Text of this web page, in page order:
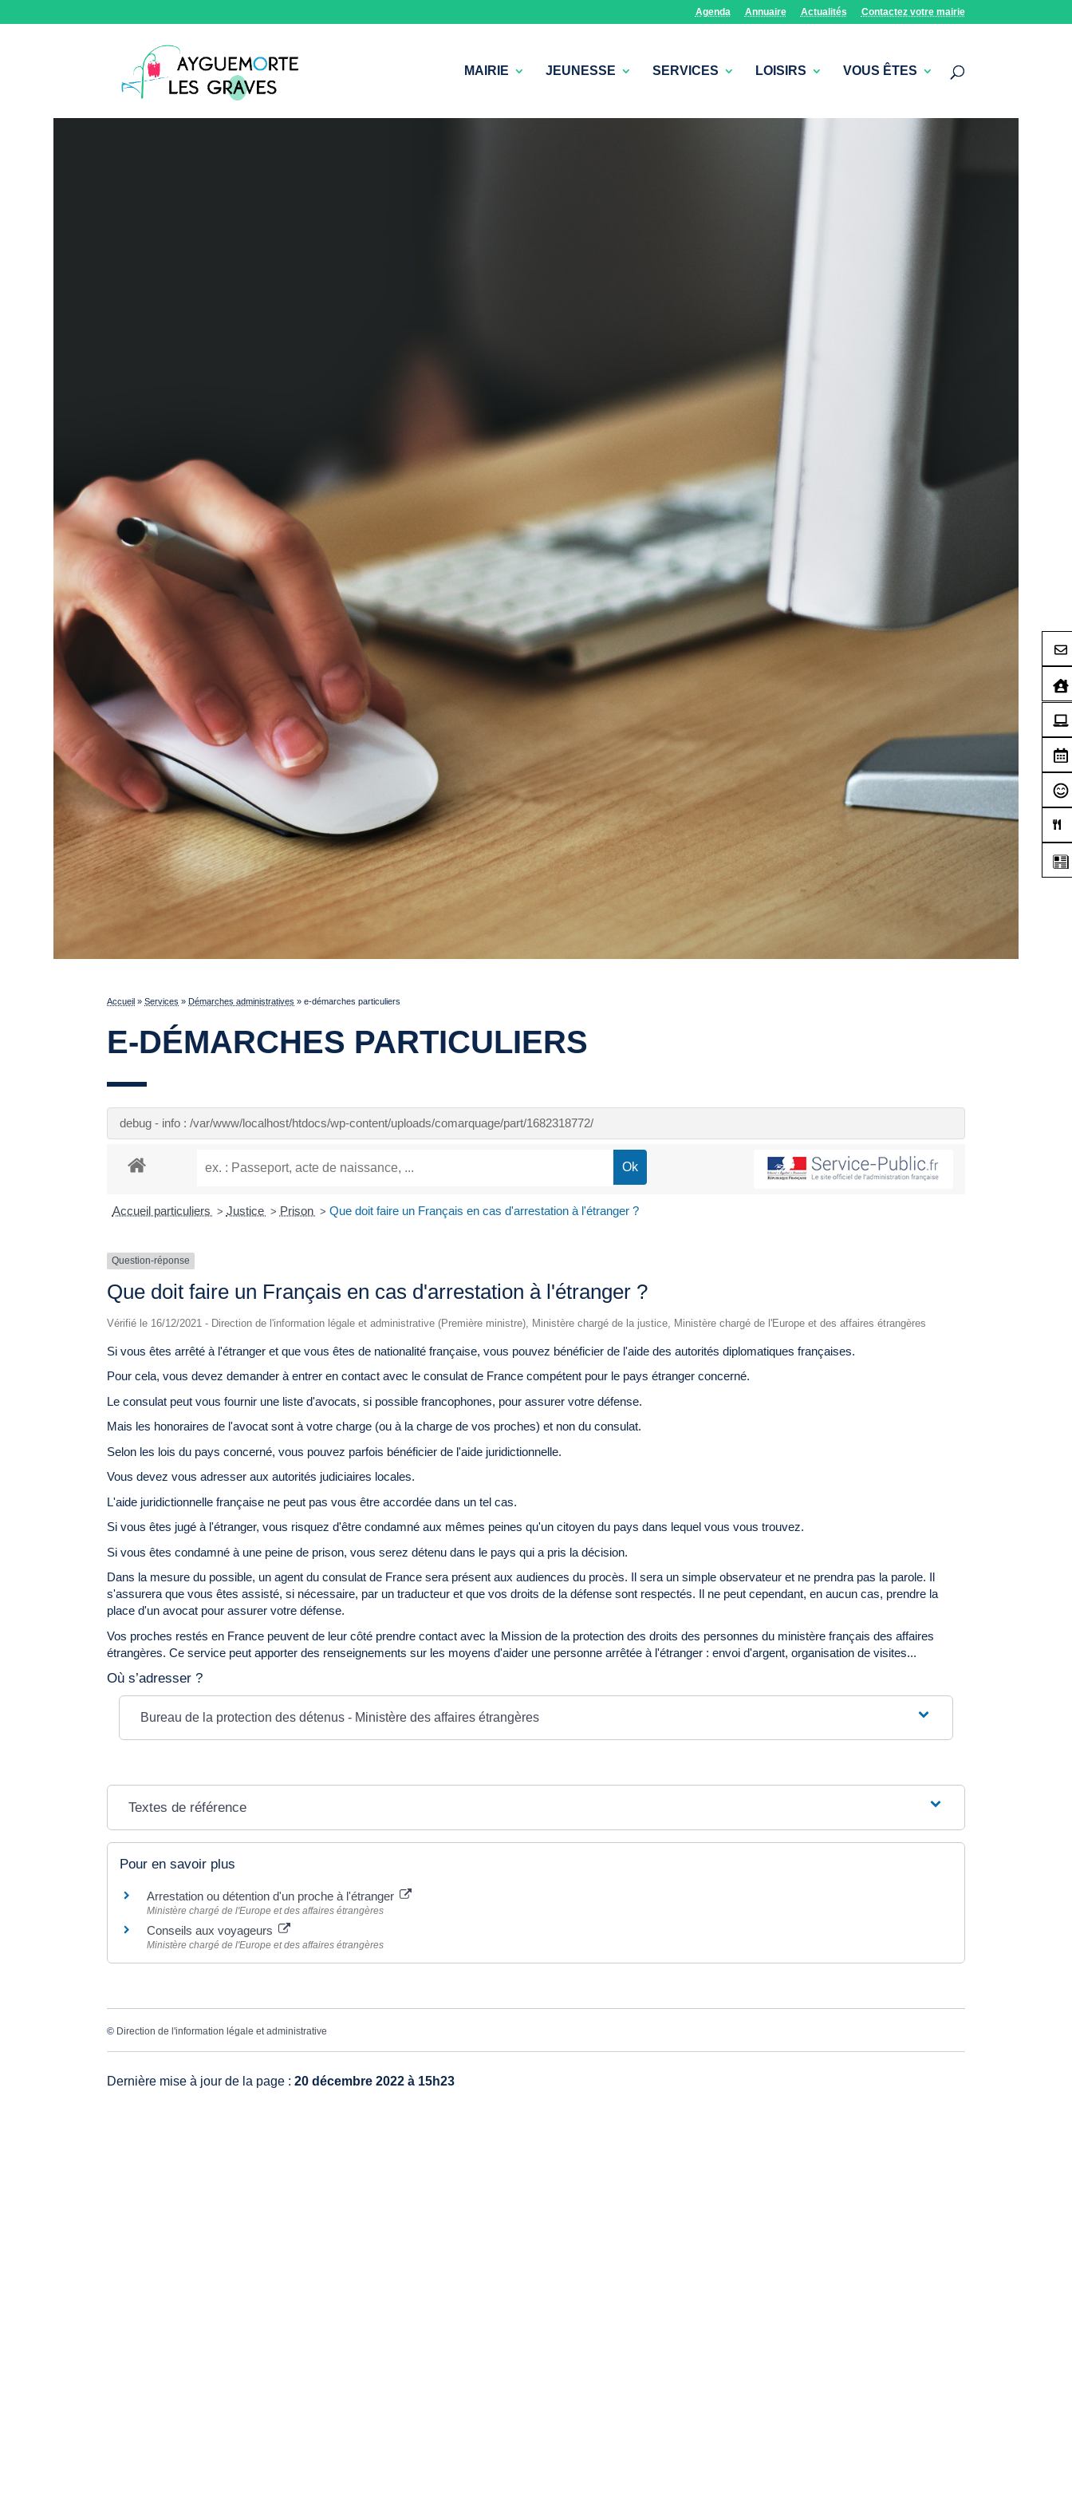
Agenda Annuaire Actualités Contactez votre mairie
MAIRIE JEUNESSE SERVICES LOISIRS VOUS ÊTES
Accueil »Services » Démarches administratives »e-démarches particuliers
E-DÉMARCHES PARTICULIERS
debug - info : /var/www/localhost/htdocs/wp-content/uploads/comarquage/part/1682318772/
Accueil particuliers > Justice > Prison > Que doit faire un Français en cas d'arrestation à l'étranger ?
Question-réponse
Que doit faire un Français en cas d'arrestation à l'étranger ?
Vérifié le 16/12/2021 - Direction de l'information légale et administrative (Première ministre), Ministère chargé de la justice, Ministère chargé de l'Europe et des affaires étrangères
Si vous êtes arrêté à l'étranger et que vous êtes de nationalité française, vous pouvez bénéficier de l'aide des autorités diplomatiques françaises.
Pour cela, vous devez demander à entrer en contact avec le consulat de France compétent pour le pays étranger concerné.
Le consulat peut vous fournir une liste d'avocats, si possible francophones, pour assurer votre défense.
Mais les honoraires de l'avocat sont à votre charge (ou à la charge de vos proches) et non du consulat.
Selon les lois du pays concerné, vous pouvez parfois bénéficier de l'aide juridictionnelle.
Vous devez vous adresser aux autorités judiciaires locales.
L'aide juridictionnelle française ne peut pas vous être accordée dans un tel cas.
Si vous êtes jugé à l'étranger, vous risquez d'être condamné aux mêmes peines qu'un citoyen du pays dans lequel vous vous trouvez.
Si vous êtes condamné à une peine de prison, vous serez détenu dans le pays qui a pris la décision.
Dans la mesure du possible, un agent du consulat de France sera présent aux audiences du procès. Il sera un simple observateur et ne prendra pas la parole. Il
s'assurera que vous êtes assisté, si nécessaire, par un traducteur et que vos droits de la défense sont respectés. Il ne peut cependant, en aucun cas, prendre la
place d'un avocat pour assurer votre défense.
Vos proches restés en France peuvent de leur côté prendre contact avec la Mission de la protection des droits des personnes du ministère français des affaires
étrangères. Ce service peut apporter des renseignements sur les moyens d'aider une personne arrêtée à l'étranger : envoi d'argent, organisation de visites...
Où s’adresser ?
Bureau de la protection des détenus - Ministère des affaires étrangères
Textes de référence
Pour en savoir plus
Arrestation ou détention d'un proche à l'étranger
Ministère chargé de l'Europe et des affaires étrangères
Conseils aux voyageurs
Ministère chargé de l'Europe et des affaires étrangères
© Direction de l'information légale et administrative
Dernière mise à jour de la page :20 décembre 2022 à 15h23